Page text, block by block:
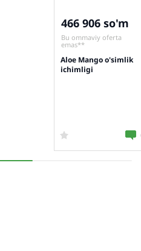
466 906
Bu ommaviy oferta
emas**
Aloe Mango o'simlik
ichimligi